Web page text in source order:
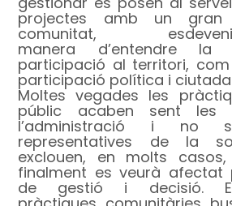
projectes amb un
comunitat,
manera d’entendre
participació al territori,
participació política i
Moltes vegades les
públic acaben sent les
l’administració i
representatives de la
exclouen, en molts
finalment es veurà afectat
de gestió i decisió.